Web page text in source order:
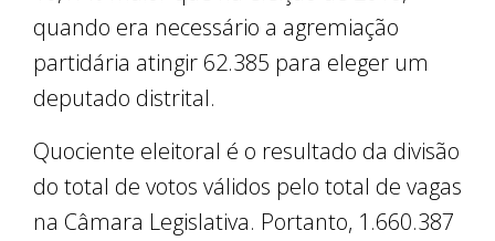
quando era necessário a agremiação
partidária atingir 62.385 para eleger um
deputado distrital.
Quociente eleitoral é o resultado da divisão
do total de votos válidos pelo total de vagas
na Câmara Legislativa. Portanto, 1.660.387